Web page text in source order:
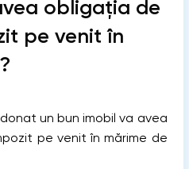
obligația de
pe venit în
un bun imobil va avea
pe venit în mărime de
?